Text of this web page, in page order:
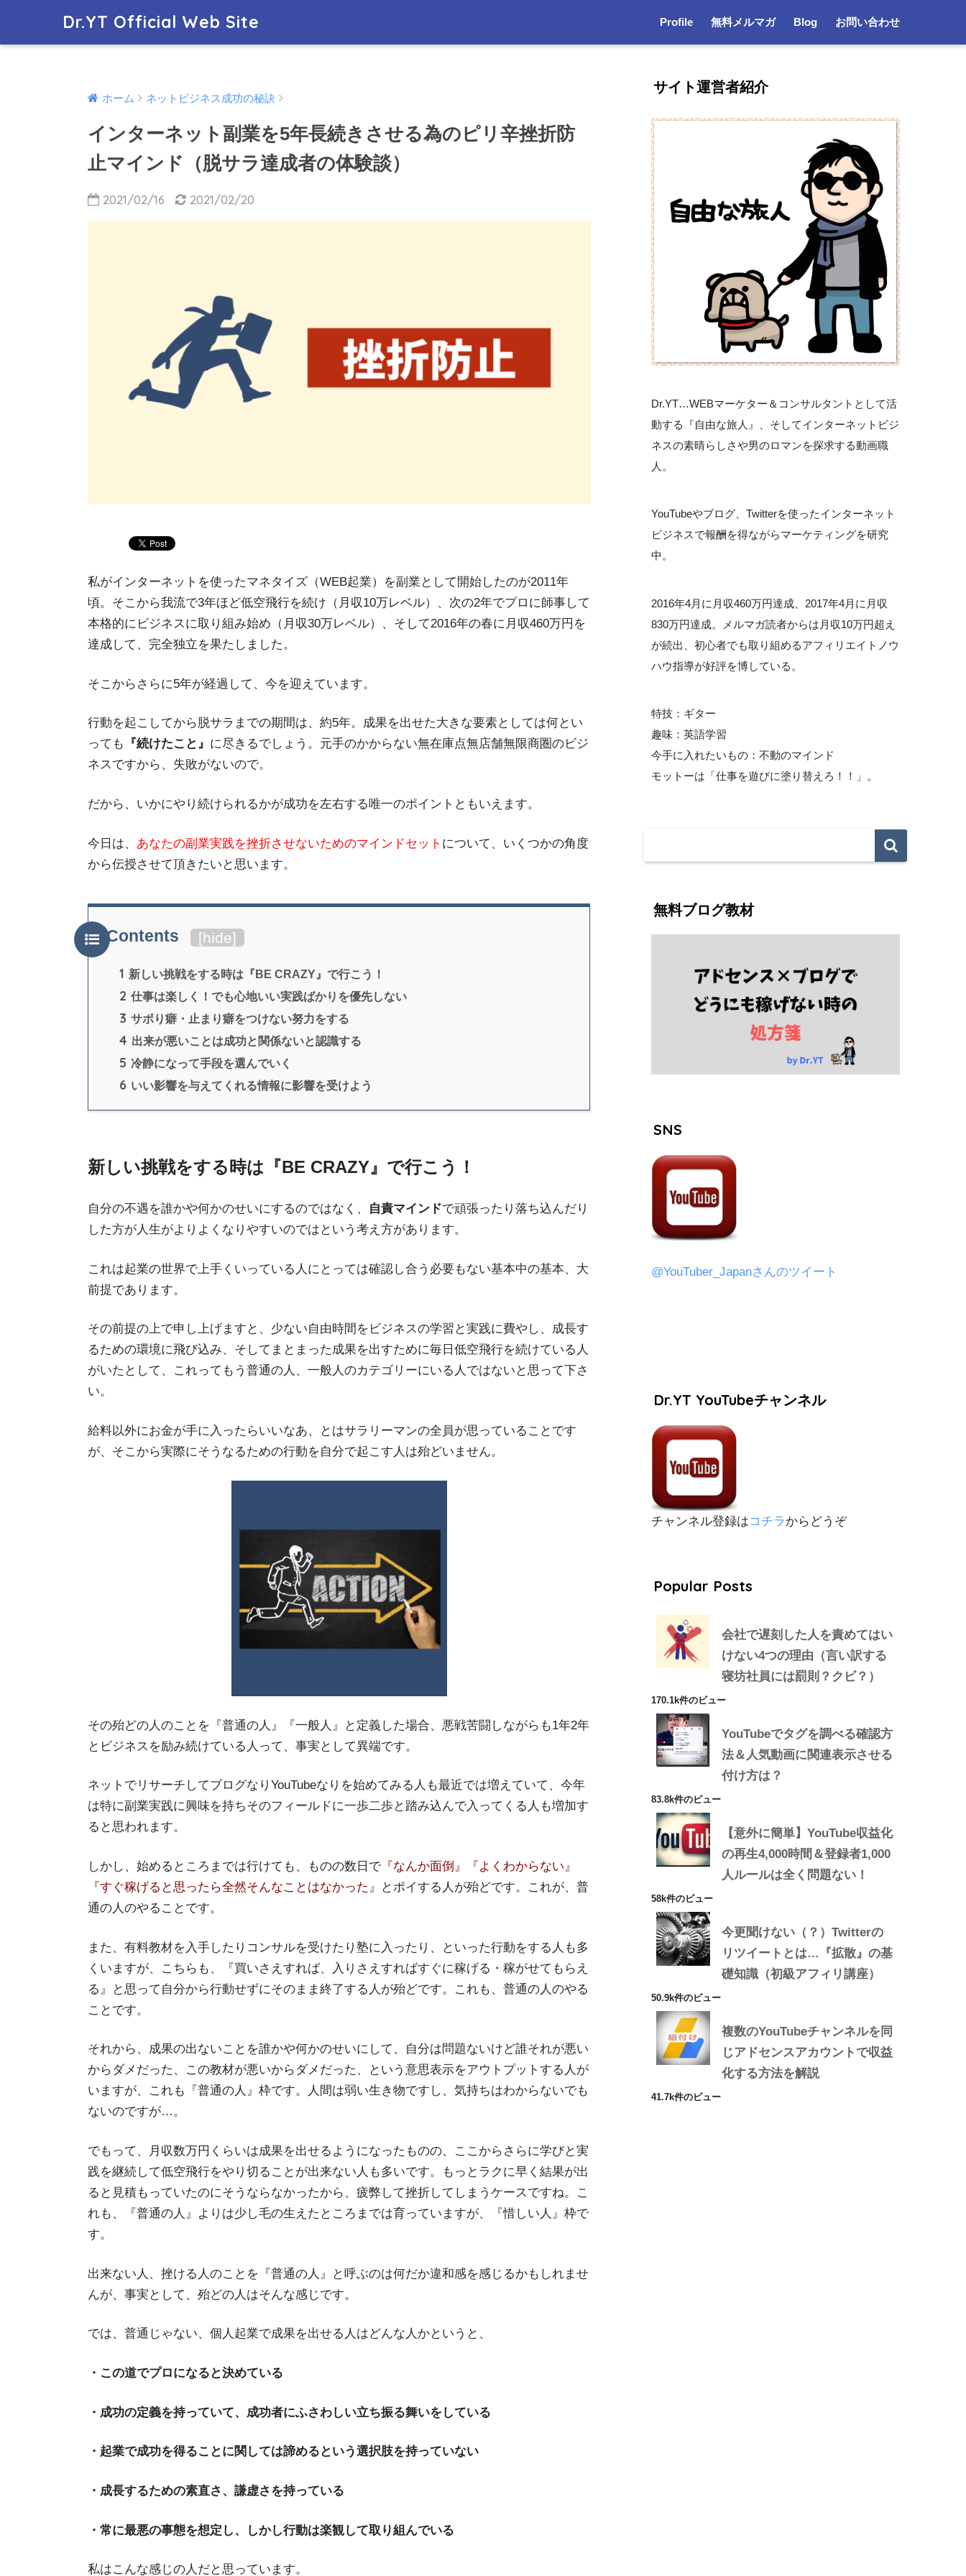
Dr.YT Official Web Site Profile 無料メルマガ Blog お問い合わせ
ホーム ネットビジネス成功の秘訣
インターネット副業を5年長続きさせる為のピリ辛挫折防
止マインド（脱サラ達成者の体験談）
2021/02/16 2021/02/20
私がインターネットを使ったマネタイズ（WEB起業）を副業として開始したのが2011年
頃。そこから我流で3年ほど低空飛行を続け（月収10万レベル）、次の2年でプロに師事して
本格的にビジネスに取り組み始め（月収30万レベル）、そして2016年の春に月収460万円を
達成して、完全独立を果たしました。
そこからさらに5年が経過して、今を迎えています。
行動を起こしてから脱サラまでの期間は、約5年。成果を出せた大きな要素としては何とい
っても
『続けたこと』 に尽きるでしょう。元手のかからない無在庫点無店舗無限商圏のビジ
ネスですから、失敗がないので。
だから、いかにやり続けられるかが成功を左右する唯一のポイントともいえます。
今日は、 あなたの副業実践を挫折させないためのマインドセット について、いくつかの角度
から伝授させて頂きたいと思います。
Contents [hide]
1 新しい挑戦をする時は『BE CRAZY』で行こう！
2 仕事は楽しく！でも心地いい実践ばかりを優先しない
3 サボり癖・止まり癖をつけない努力をする
4 出来が悪いことは成功と関係ないと認識する
5 冷静になって手段を選んでいく
6 いい影響を与えてくれる情報に影響を受けよう
新しい挑戦をする時は『BE CRAZY』で行こう！
自分の不遇を誰かや何かのせいにするのではなく、 自責マインドで頑張ったり落ち込んだり
した方が人生がよりよくなりやすいのではという考え方があります。
これは起業の世界で上手くいっている人にとっては確認し合う必要もない基本中の基本、大
前提であります。
その前提の上で申し上げますと、少ない自由時間をビジネスの学習と実践に費やし、成長す
るための環境に飛び込み、そしてまとまった成果を出すために毎日低空飛行を続けている人
がいたとして、これってもう普通の人、一般人のカテゴリーにいる人ではないと思って下さ
い。
給料以外にお金が手に入ったらいいなあ、とはサラリーマンの全員が思っていることです
が、そこから実際にそうなるための行動を自分で起こす人は殆どいません。
その殆どの人のことを『普通の人』『一般人』と定義した場合、悪戦苦闘しながらも1年2年
とビジネスを励み続けている人って、事実として異端です。
ネットでリサーチしてブログなりYouTubeなりを始めてみる人も最近では増えていて、今年
は特に副業実践に興味を持ちそのフィールドに一歩二歩と踏み込んで入ってくる人も増加す
ると思われます。
しかし、始めるところまでは行けても、ものの数日で 『なんか面倒』『よくわからない』
『すぐ稼げると思ったら全然そんなことはなかった』
とポイする人が殆どです。これが、普
通の人のやることです。
また、有料教材を入手したりコンサルを受けたり塾に入ったり、といった行動をする人も多
くいますが、こちらも、『買いさえすれば、入りさえすればすぐに稼げる・稼がせてもらえ
る』と思って自分から行動せずにそのまま終了する人が殆どです。これも、普通の人のやる
ことです。
それから、成果の出ないことを誰かや何かのせいにして、自分は問題ないけど誰それが悪い
からダメだった、この教材が悪いからダメだった、という意思表示をアウトプットする人が
いますが、これも『普通の人』枠です。人間は弱い生き物ですし、気持ちはわからないでも
ないのですが…。
でもって、月収数万円くらいは成果を出せるようになったものの、ここからさらに学びと実
践を継続して低空飛行をやり切ることが出来ない人も多いです。もっとラクに早く結果が出
ると見積もっていたのにそうならなかったから、疲弊して挫折してしまうケースですね。こ
れも、『普通の人』よりは少し毛の生えたところまでは育っていますが、『惜しい人』枠で
す。
出来ない人、挫ける人のことを『普通の人』と呼ぶのは何だか違和感を感じるかもしれませ
んが、事実として、殆どの人はそんな感じです。
では、普通じゃない、個人起業で成果を出せる人はどんな人かというと、
・この道でプロになると決めている
・成功の定義を持っていて、成功者にふさわしい立ち振る舞いをしている
・起業で成功を得ることに関しては諦めるという選択肢を持っていない
・成長するための素直さ、謙虚さを持っている
・常に最悪の事態を想定し、しかし行動は楽観して取り組んでいる
私はこんな感じの人だと思っています。
サイト運営者紹介
Dr.YT…WEBマーケター＆コンサルタントとして活
動する『自由な旅人』、そしてインターネットビジ
ネスの素晴らしさや男のロマンを探求する動画職
人。
YouTubeやブログ、Twitterを使ったインターネット
ビジネスで報酬を得ながらマーケティングを研究
中。
2016年4月に月収460万円達成、2017年4月に月収
830万円達成。メルマガ読者からは月収10万円超え
が続出、初心者でも取り組めるアフィリエイトノウ
ハウ指導が好評を博している。
特技：ギター
趣味：英語学習
今手に入れたいもの：不動のマインド
モットーは「仕事を遊びに塗り替えろ！！」。
無料ブログ教材
SNS
@YouTuber_Japanさんのツイート
Dr.YT YouTubeチャンネル
チャンネル登録はコチラ からどうぞ
Popular Posts
会社で遅刻した人を責めてはい
けない4つの理由（言い訳する
寝坊社員には罰則？クビ？）
170.1k件のビュー
YouTubeでタグを調べる確認方
法＆人気動画に関連表示させる
付け方は？
83.8k件のビュー
【意外に簡単】YouTube収益化
の再生4,000時間＆登録者1,000
人ルールは全く問題ない！
58k件のビュー
今更聞けない（？）Twitterの
リツイートとは…『拡散』の基
礎知識（初級アフィリ講座）
50.9k件のビュー
複数のYouTubeチャンネルを同
じアドセンスアカウントで収益
化する方法を解説
41.7k件のビュー